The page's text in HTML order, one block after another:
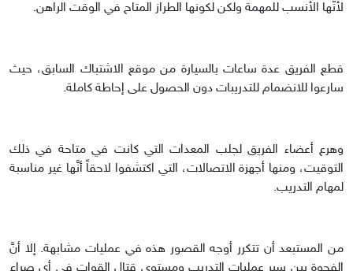
لأنَّها الأنسب للمهمة ولكن لكونها الطراز المتاح في الوقت الراهن.
قطع الفريق عدة ساعات بالسيارة من موقع الاشتباك السابق، حيث
سارعوا للانضمام للتدريبات دون الحصول على إحاطة كاملة.
وهرع أعضاء الفريق لجلب المعدات التي كانت في متاحة في ذلك
التوقيت، ومنها أجهزة الاتصالات، التي اكتشفوا لاحقاً أنَّها غير مناسبة
لمهام التدريب.
من المستبعد أن تتكرر أوجه القصور هذه في عمليات مشابهة. إلا أنَّ